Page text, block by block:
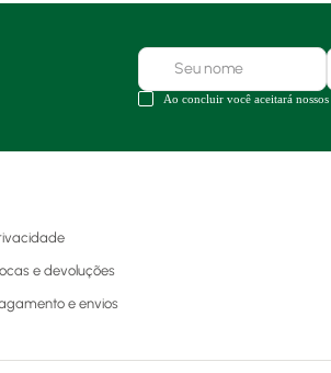
Ao concluir você aceitará nossos
e devoluções
e envios